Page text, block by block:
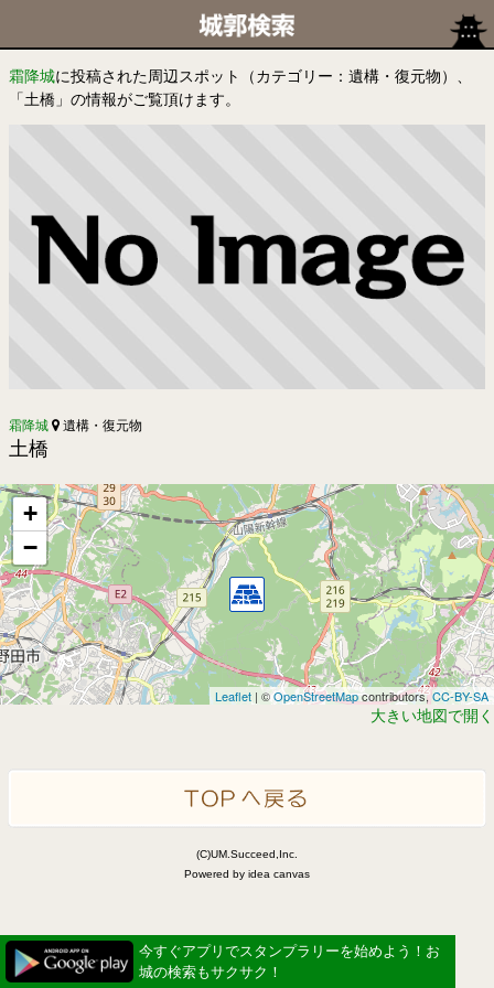
霜降城に投稿された周辺スポット（カテゴリー：遺構・復元物）、
「土橋」の情報がご覧頂けます。
霜降城 遺構・復元物
土橋
+
−
Leaflet | ©OpenStreetMapcontributors,CC-BY-SA
大きい地図で開く
(C)UM.Succeed,Inc.
Powered by idea canvas
今すぐアプリでスタンプラリーを始めよう！お
城の検索もサクサク！